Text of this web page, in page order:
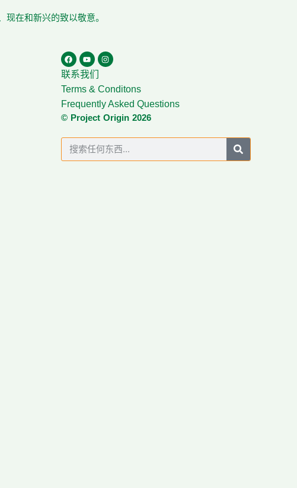
在和新兴的致以敬意。
联系我们
Terms & Conditons
Frequently Asked Questions
© Project Origin 2026